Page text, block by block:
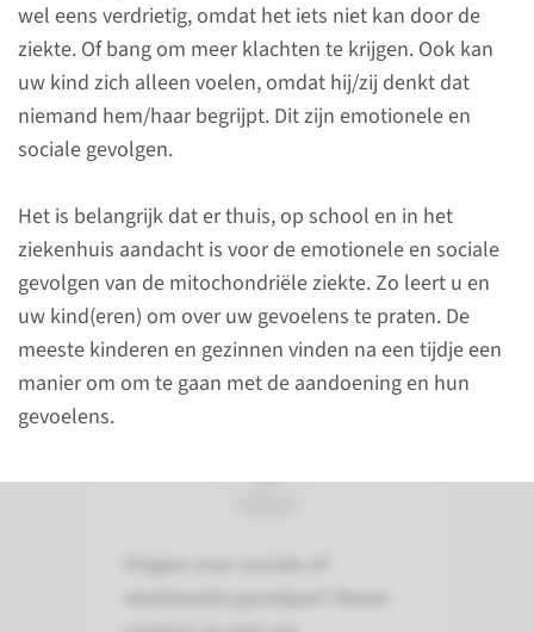
wel eens verdrietig, omdat het iets niet kan door de
ziekte. Of bang om meer klachten te krijgen. Ook kan
uw kind zich alleen voelen, omdat hij/zij denkt dat
niemand hem/haar begrijpt. Dit zijn emotionele en
sociale gevolgen.
Het is belangrijk dat er thuis, op school en in het
ziekenhuis aandacht is voor de emotionele en sociale
gevolgen van de mitochondriële ziekte. Zo leert u en
uw kind(eren) om over uw gevoelens te praten. De
meeste kinderen en gezinnen vinden na een tijdje een
manier om om te gaan met de aandoening en hun
gevoelens.
Als uw kind een mitochondriële
ziekte heeft, beïnvloedt dit
jullie leven op verschillende
gebieden. Naast de medische
behandeling, zijn er ook
sociale, emotionele en
praktische gevolgen voor uw
kind en uw gezin.
Contact
Vragen over sociale of